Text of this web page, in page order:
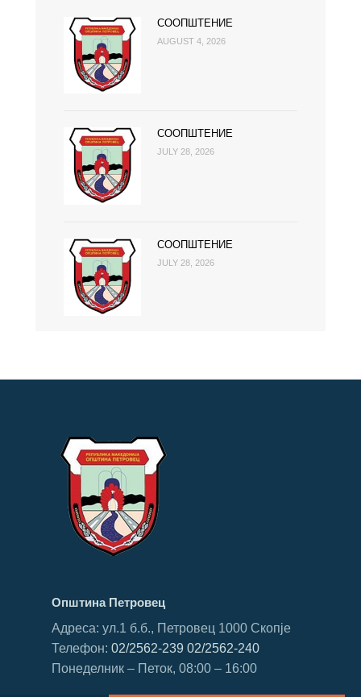
СООПШТЕНИЕ
AUGUST 4, 2026
СООПШТЕНИЕ
JULY 28, 2026
СООПШТЕНИЕ
JULY 28, 2026
Општина Петровец
Адреса: ул.1 б.б., Петровец 1000 Скопје
Телефон: 02/2562-239 02/2562-240
Понеделник – Петок, 08:00 – 16:00